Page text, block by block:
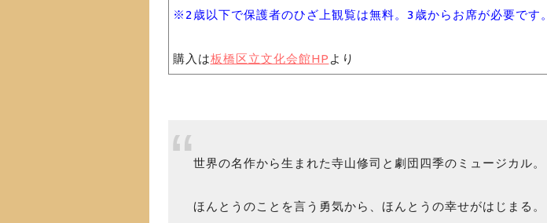
※2歳以下で保護者のひざ上観覧は無料。3歳からお席が必要です。
購入は板橋区立文化会館HP より
世界の名作から生まれた寺山修司と劇団四季のミュージカル。
ほんとうのことを言う勇気から、ほんとうの幸せがはじまる。